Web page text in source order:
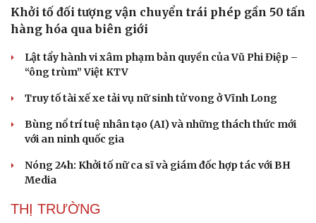
Sân khấu - Điện ảnh
Văn học
Âm nhạc
Di sản
Nghệ sĩ
Thời trang
Khởi tố đối tượng vận chuyển trái phép gần 50 tấn
hàng hóa qua biên giới
Lật tẩy hành vi xâm phạm bản quyền của Vũ Phi Điệp –
“ông trùm” Việt KTV
Truy tố tài xế xe tải vụ nữ sinh tử vong ở Vĩnh Long
Bùng nổ trí tuệ nhân tạo (AI) và những thách thức mới
với an ninh quốc gia
Nóng 24h: Khởi tố nữ ca sĩ và giám đốc hợp tác với BH
Media
THỊ TRƯỜNG